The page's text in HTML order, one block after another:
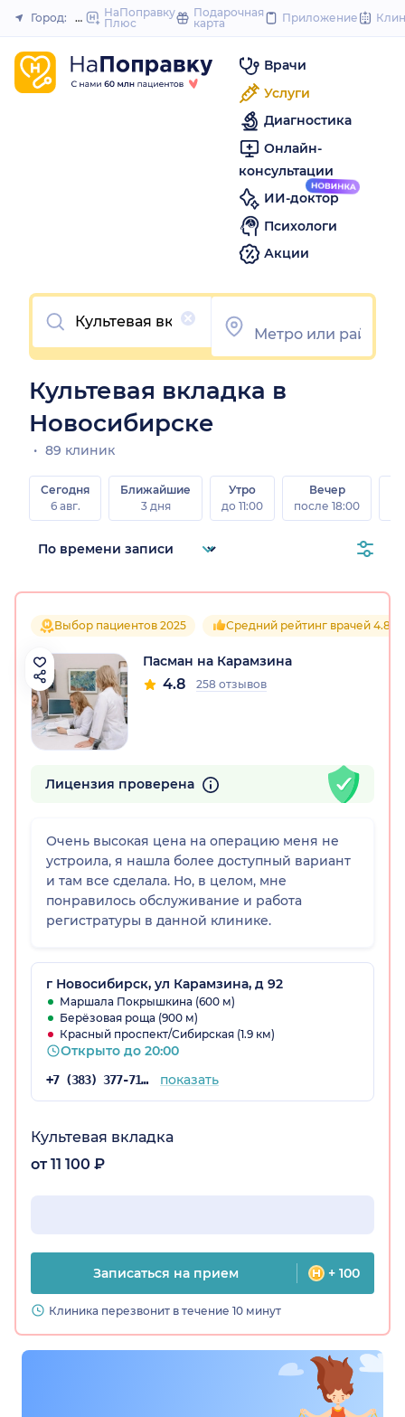
to
Закрыть
Город: Новосибирск
НаПоправку
Плюс
Подарочная
карта
Приложение
Врачи
Услуги
Диагностика
Онлайн-
консультации
ИИ-доктор
Психологи
Акции
Очистить
Культевая вкладка в
Новосибирске
89 клиник
Сегодня
6 авг.
Ближайшие
3 дня
Утро
до 11:00
Вечер
после 18:00
Выбор пациентов 2025 Средний рейтинг врачей 4.8
Пасман на Карамзина
4.8 258 отзывов
Лицензия проверена
Очень высокая цена на операцию меня не
устроила, я нашла более доступный вариант
и там все сделала. Но, в целом, мне
понравилось обслуживание и работа
регистратуры в данной клинике.
г Новосибирск, ул Карамзина, д 92
Маршала Покрышкина (600 м)
Берёзовая роща (900 м)
Красный проспект/Сибирская (1.9 км)
Открыто до 20:00
+7 (383) 377-71-34 показать
Культевая вкладка
от 11 100 ₽
Записаться на прием + 100
Клиника перезвонит в течение 10 минут